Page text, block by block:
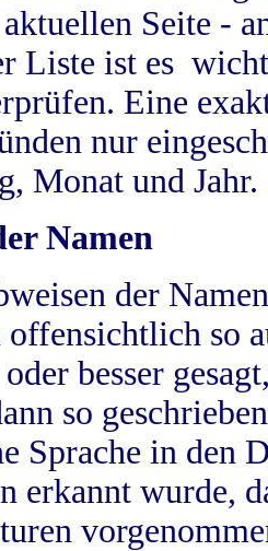
Seite -
Liste ist es
Eine
nur
Monat und Jahr.
Namen
der
so
besser
so
Sprache in
erkannt wurde,